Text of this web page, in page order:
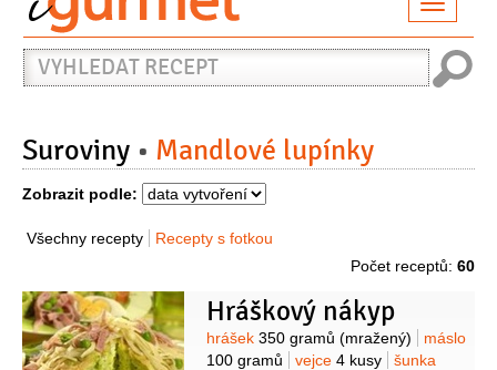
Vyhledat
recept
Suroviny Mandlové lupínky
Zobrazit podle:
Všechny recepty
Recepty s fotkou
Počet receptů: 60
Hráškový nákyp
Suroviny
hrášek 350 gramů (mražený)
máslo
100 gramů
vejce 4 kusy
šunka